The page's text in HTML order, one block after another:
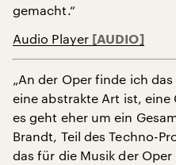
gemacht.“
Audio Player
„An der Oper finde ich
eine abstrakte Art ist, eine
es geht eher um ein
Brandt, Teil des Techno-
das für die Musik der